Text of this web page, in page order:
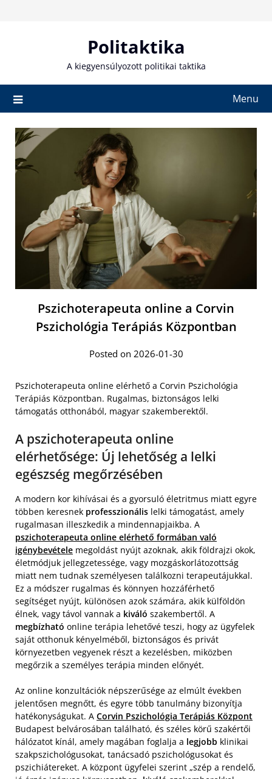
Politaktika
A kiegyensúlyozott politikai taktika
Menu
Pszichoterapeuta online a Corvin
Pszichológia Terápiás Központban
Posted on 2026-01-30
Pszichoterapeuta online elérhető a Corvin Pszichológia
Terápiás Központban. Rugalmas, biztonságos lelki
támogatás otthonából, magyar szakemberektől.
A pszichoterapeuta online
elérhetősége: Új lehetőség a lelki
egészség megőrzésében
A modern kor kihívásai és a gyorsuló életritmus miatt egyre
többen keresnek professzionális lelki támogatást, amely
rugalmasan illeszkedik a mindennapjaikba. A
pszichoterapeuta online elérhető formában való
igénybevétele megoldást nyújt azoknak, akik földrajzi okok,
életmódjuk jellegzetessége, vagy mozgáskorlátozottság
miatt nem tudnak személyesen találkozni terapeutájukkal.
Ez a módszer rugalmas és könnyen hozzáférhető
segítséget nyújt, különösen azok számára, akik külföldön
élnek, vagy távol vannak a kiváló szakembertől. A
megbízható online terápia lehetővé teszi, hogy az ügyfelek
saját otthonuk kényelméből, biztonságos és privát
környezetben vegyenek részt a kezelésben, miközben
megőrzik a személyes terápia minden előnyét.
Az online konzultációk népszerűsége az elmúlt években
jelentősen megnőtt, és egyre több tanulmány bizonyítja
hatékonyságukat. A Corvin Pszichológia Terápiás Központ
Budapest belvárosában található, és széles körű szakértői
hálózatot kínál, amely magában foglalja a legjobb klinikai
szakpszichológusokat, tanácsadó pszichológusokat és
pszichiátereket. A központ ügyfelei szerint „szép a rendelő,